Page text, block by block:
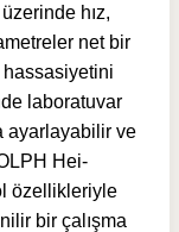
hız,
net bir
laboratuvar
ayarlayabilir ve
Hei-
özellikleriyle
bir çalışma